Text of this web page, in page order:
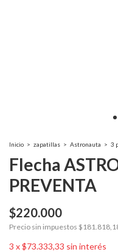
Inicio > zapatillas > Astronauta > 3
Flecha
PREVENTA
$220.000
Precio sin impuestos
3 x$73.333,33 sin interés